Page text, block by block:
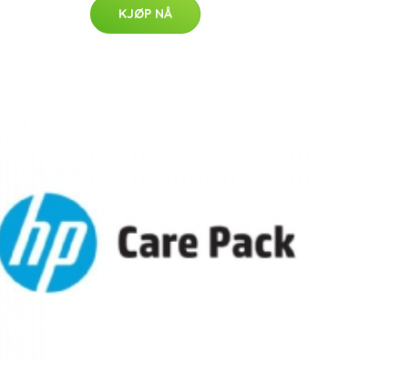
KJØP NÅ